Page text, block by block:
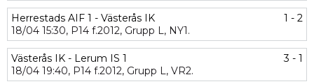
Herrestads AIF 1 - Västerås IK
1 - 2
18/04 15:30, P14 f.2012, Grupp L, NY1.
Västerås IK - Lerum IS 1
3 - 1
18/04 19:40, P14 f.2012, Grupp L, VR2.